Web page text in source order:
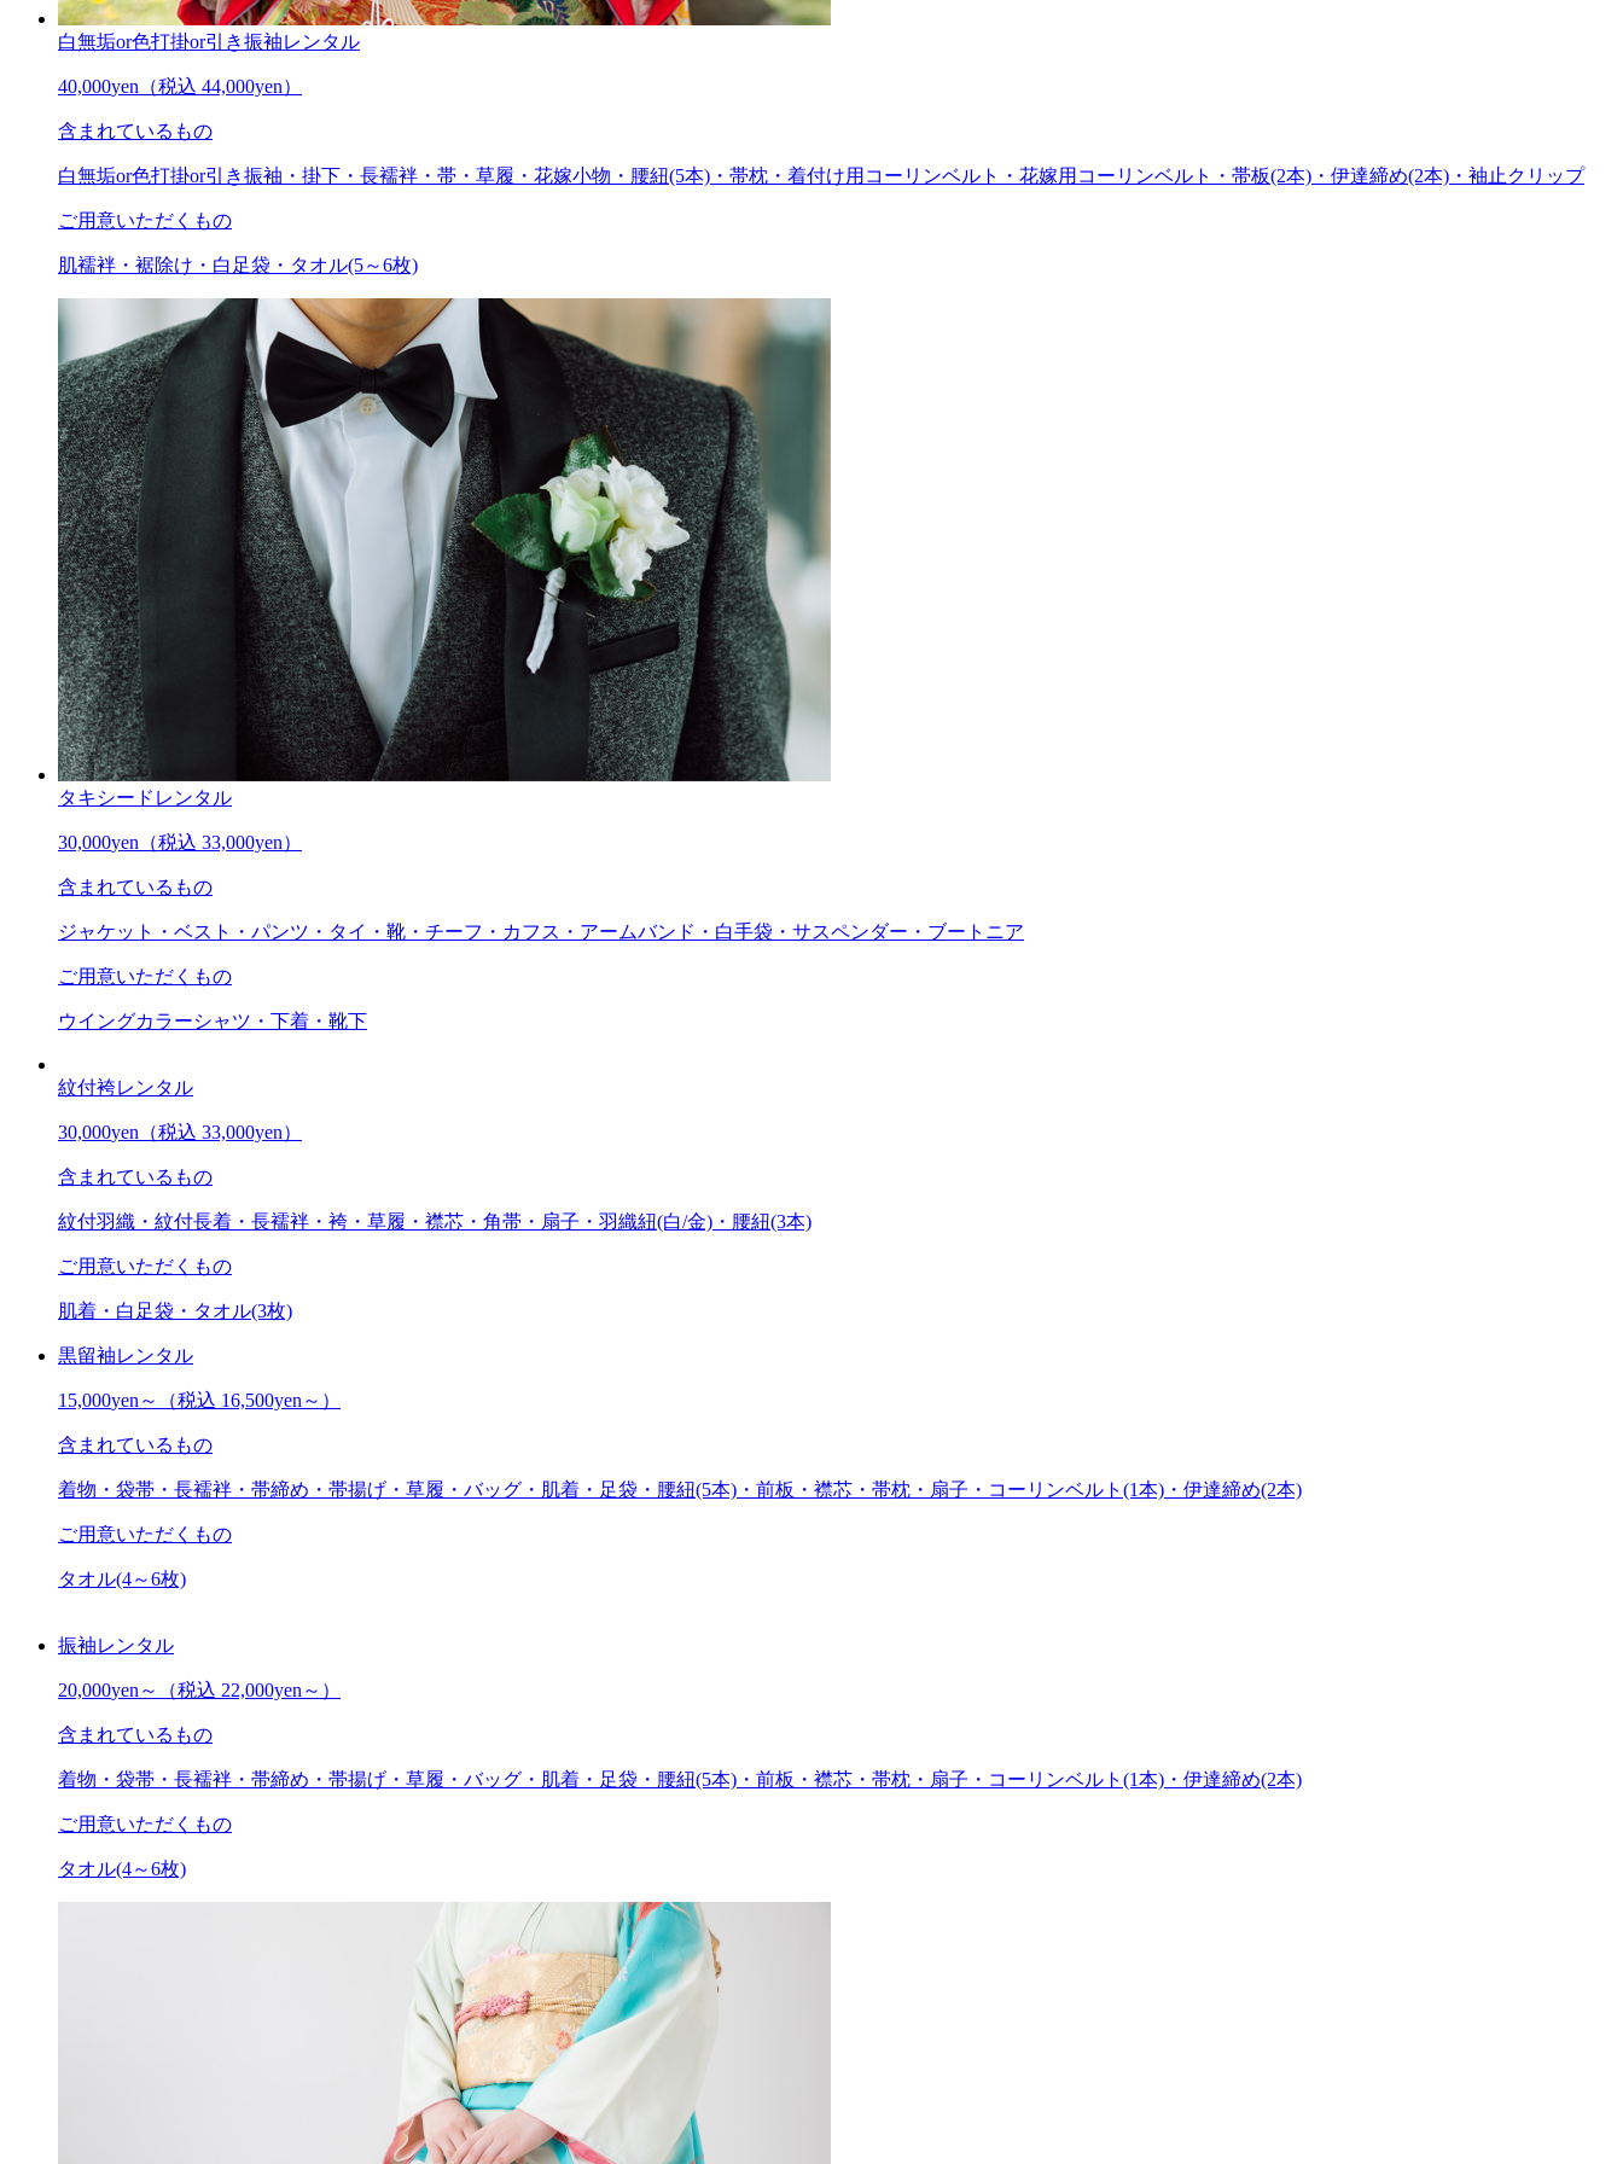
白無垢or色打掛or引き振袖レンタル
40,000yen （税込 44,000yen）
含まれているもの
白無垢or色打掛or引き振袖・掛下・長襦袢・帯・草履・花嫁小物・腰紐(5本)・帯枕・着付け用コーリンベルト・花嫁用コーリンベルト・帯板(2本)・伊達締め(2本)・袖止クリップ
ご用意いただくもの
肌襦袢・裾除け・白足袋・タオル(5～6枚)
タキシードレンタル
30,000yen （税込 33,000yen）
含まれているもの
ジャケット・ベスト・パンツ・タイ・靴・チーフ・カフス・アームバンド・白手袋・サスペンダー・ブートニア
ご用意いただくもの
ウイングカラーシャツ・下着・靴下
紋付袴レンタル
30,000yen （税込 33,000yen）
含まれているもの
紋付羽織・紋付長着・長襦袢・袴・草履・襟芯・角帯・扇子・羽織紐(白/金)・腰紐(3本)
ご用意いただくもの
肌着・白足袋・タオル(3枚)
黒留袖レンタル
15,000yen～ （税込 16,500yen～）
含まれているもの
着物・袋帯・長襦袢・帯締め・帯揚げ・草履・バッグ・肌着・足袋・腰紐(5本)・前板・襟芯・帯枕・扇子・コーリンベルト(1本)・伊達締め(2本)
ご用意いただくもの
タオル(4～6枚)
振袖レンタル
20,000yen～ （税込 22,000yen～）
含まれているもの
着物・袋帯・長襦袢・帯締め・帯揚げ・草履・バッグ・肌着・足袋・腰紐(5本)・前板・襟芯・帯枕・扇子・コーリンベルト(1本)・伊達締め(2本)
ご用意いただくもの
タオル(4～6枚)